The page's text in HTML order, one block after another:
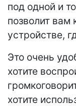
под одной и
позволит вам
устройстве,
Это очень
хотите
хотите